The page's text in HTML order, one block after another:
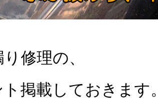
修理の、
掲載しておきます。